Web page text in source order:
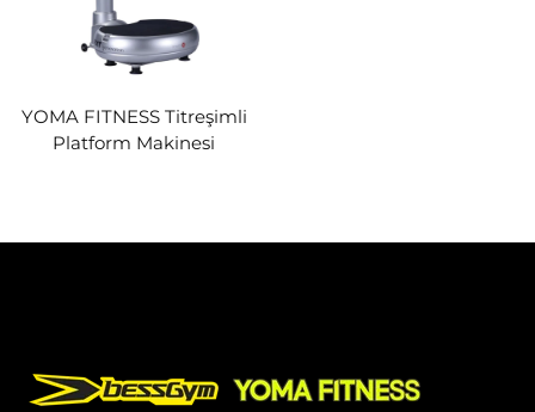
YOMA FITNESS Titreşimli
Platform Makinesi